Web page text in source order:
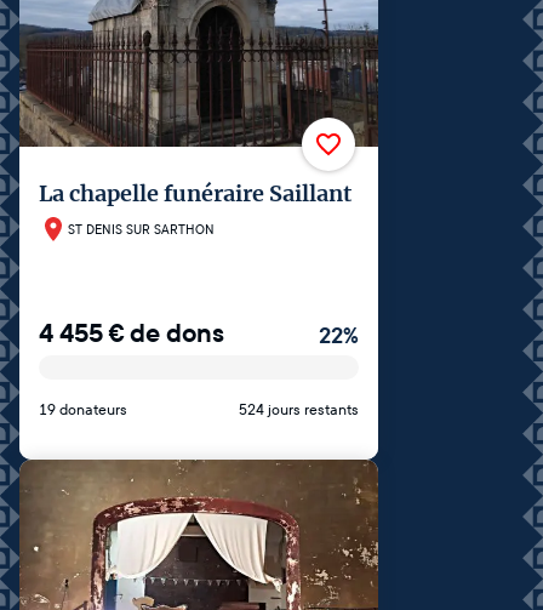
La chapelle funéraire Saillant
ST DENIS SUR SARTHON
4 455€de dons 22%
19 donateurs 524 jours restants